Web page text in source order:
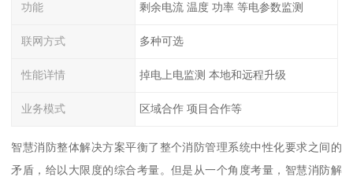
功能 剩余电流 温度 功率 等电参数监测
联网方式 多种可选
性能详情 掉电上电监测 本地和远程升级
业务模式 区域合作 项目合作等
智慧消防整体解决方案平衡了整个消防管理系统中性化要求之间的
矛盾，给以大限度的综合考量。但是从一个角度考量，智慧消防解